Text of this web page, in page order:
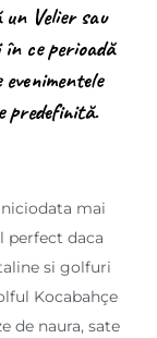
Velier sau
ce perioadă
predefinită.
mai
perfect daca
si golfuri
Kocabahçe
de naura, sate